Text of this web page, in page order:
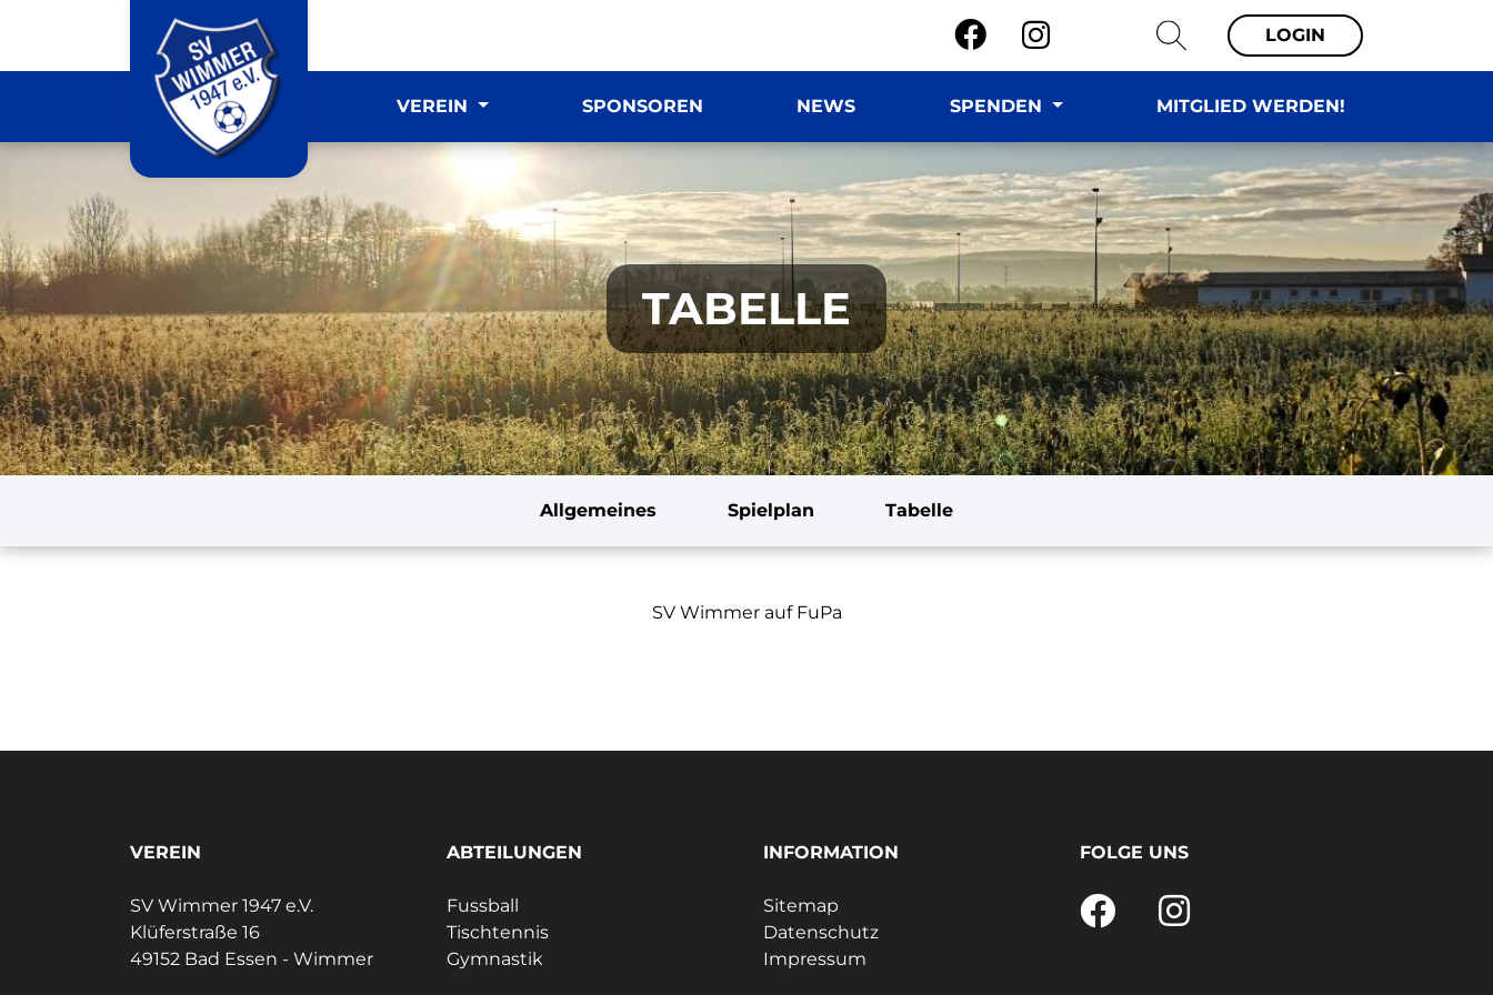
LOGIN
VEREIN SPONSOREN NEWS SPENDEN MITGLIED WERDEN!
TABELLE
Allgemeines Spielplan Tabelle
SV Wimmer auf FuPa
VEREIN
SV Wimmer 1947 e.V.
Klüferstraße 16
49152 Bad Essen - Wimmer
ABTEILUNGEN
Fussball
Tischtennis
Gymnastik
INFORMATION
Sitemap
Datenschutz
Impressum
FOLGE UNS